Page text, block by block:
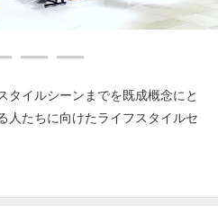
タイルシーンまでを既成概念にと
人たちに向けたライフスタイルセ